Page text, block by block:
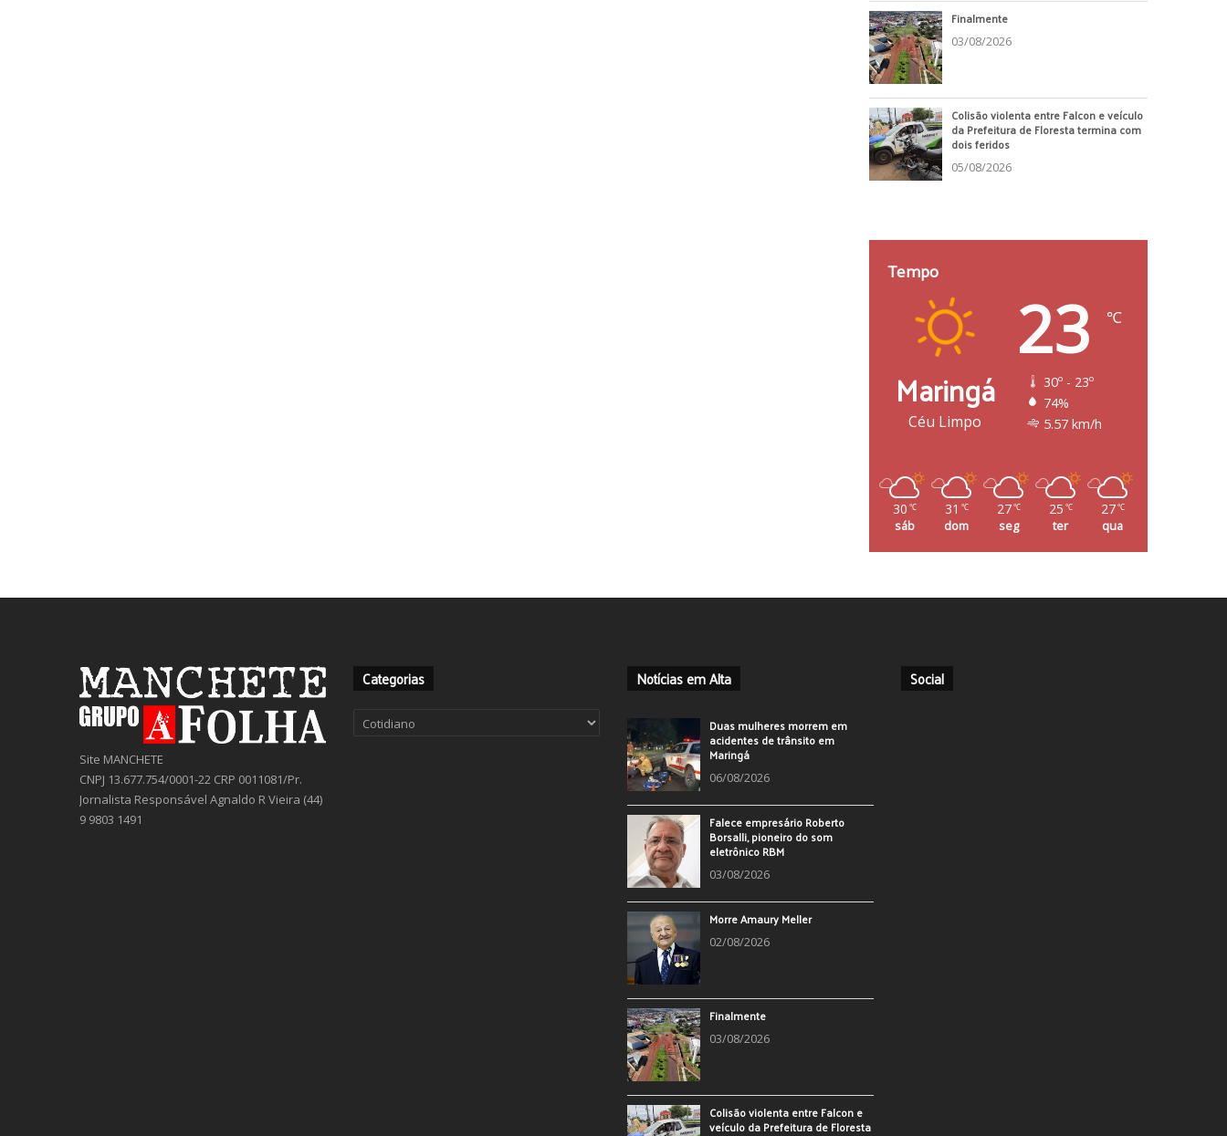
Finalmente
03/08/2026
Colisão violenta entre Falcon e veículo
da Prefeitura de Floresta termina com
dois feridos
05/08/2026
Tempo
Maringá
Céu Limpo
23 ℃
30º - 23º
74%
5.57 km/h
30 ℃
sáb
31 ℃
dom
27 ℃
seg
25 ℃
ter
27 ℃
qua
Site MANCHETE
CNPJ 13.677.754/0001-22 CRP 0011081/Pr.
Jornalista Responsável Agnaldo R Vieira (44)
9 9803 1491
Categorias
Categorias
Notícias em Alta
Duas mulheres morrem em
acidentes de trânsito em
Maringá
06/08/2026
Falece empresário Roberto
Borsalli, pioneiro do som
eletrônico RBM
03/08/2026
Morre Amaury Meller
02/08/2026
Finalmente
03/08/2026
Colisão violenta entre Falcon e
veículo da Prefeitura de Floresta
Social